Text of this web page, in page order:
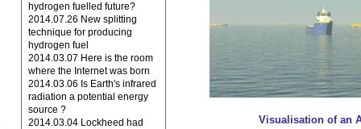
hydrogen fuelled future?
2014.07.26 New splitting
technique for producing
hydrogen fuel
2014.03.07 Here is the room
where the Internet was born
2014.03.06 Is Earth's infrared
radiation a potential energy
source ?
2014.03.04 Lockheed had
Visualisation of an